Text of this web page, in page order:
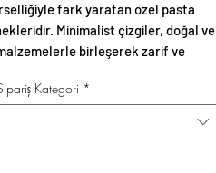
fark yaratan özel pasta
Minimalist çizgiler, doğal ve
birleşerek zarif ve
Kategori *